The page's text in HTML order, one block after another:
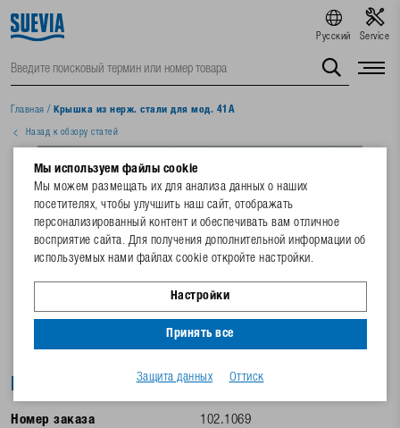
Русский Service
Главная / Крышка из нерж. стали для мод. 41A
Назад к обзору статей
Крышка из нерж. стали для мод. 41A
Номер заказа
102.1069
Мы используем файлы cookie
Мы можем размещать их для анализа данных о наших
посетителях, чтобы улучшить наш сайт, отображать
персонализированный контент и обеспечивать вам отличное
восприятие сайта. Для получения дополнительной информации об
используемых нами файлах cookie откройте настройки.
Настройки
Принять все
Защита данных Оттиск